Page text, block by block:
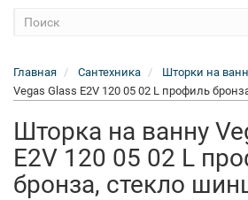
Главная Сантехника Шторки на
Vegas Glass E2V 120 05 02 L профиль
Шторка на ванну
E2V 120 05 02 L
бронза, стекло